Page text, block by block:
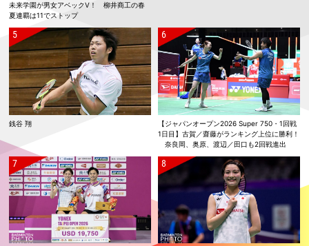
未来学園が男女アベックV！ 柳井商工の春
夏連覇は11でストップ
銭谷 翔
【ジャパンオープン2026 Super 750・1回戦
1日目】古賀／齋藤がランキング上位に勝利！
奈良岡、奥原、渡辺／田口も2回戦進出